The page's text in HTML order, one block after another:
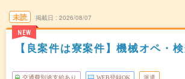
未読
NEW
掲載日 2026/08/07
【良案件は寮案件】機械オペ・
交通費別途支給あり WEB登録OK 派遣